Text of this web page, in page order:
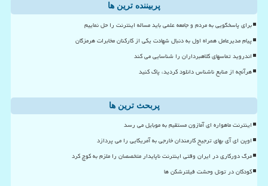
پربیننده ترین ها
برای پاسخگویی به مردم و جامعه علمی باید مساله اینترنت را حل نماییم
پیام مدیرعامل همراه اول به دنبال شهادت یکی از کارکنان مخابرات هرمزگان
اندروید تماسهای کلاهبرداران را شناسایی می کند
هرآنچه از منابع ناشناس دانلود کردید، پاک کنید
پربحث ترین ها
اینترنت ماهواره ای آمازون مستقیم به موبایل می رسد
اوپن ای آی بهای ترجیح کارمندان خارجی به آمریکایی را می پردازد
مرگ دورکاری در ایران وقتی اینترنت ناپایدار متخصصان را ملزم به کوچ کرد
کودکان در تونل وحشت فیلترشکن ها